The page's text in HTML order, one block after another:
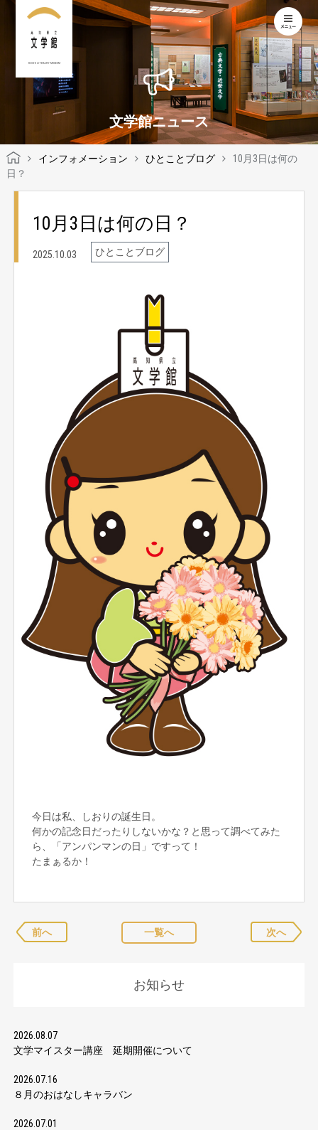
KOCHI LITERARY MUSEUM
文学館ニュース
インフォメーション ひとことブログ
10月3日は何の
日？
10月3日は何の日？
2025.10.03 ひとことブログ
今日は私、しおりの誕生日。
何かの記念日だったりしないかな？と思って調べてみた
ら、「アンパンマンの日」ですって！
たまぁるか！
前へ 一覧へ 次へ
お知らせ
2026.08.07
文学マイスター講座 延期開催について
2026.07.16
８月のおはなしキャラバン
2026.07.01